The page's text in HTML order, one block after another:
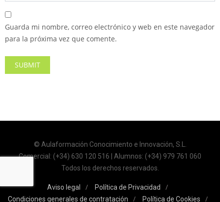
Guarda mi nombre, correo electrónico y web en este navegador
para la próxima vez que comente.
© Aulaformación Conocimiento e Innovación, S.L.
Comercial: (+34) 630 120 516 | Alumnos: (+34) 979 761 060
Todos los derechos reservados.
Aviso legal
Política de Privacidad
Condiciones generales de contratación
Política de Cookies